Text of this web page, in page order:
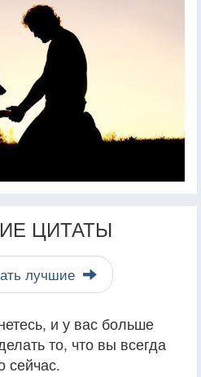
ЦИТАТЫ
лучшие
и у вас больше
то, что вы всегда
сейчас.